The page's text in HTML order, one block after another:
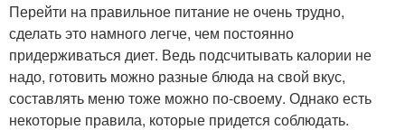
Перейти на правильное питание не очень трудно,
сделать это намного легче, чем постоянно
придерживаться диет. Ведь подсчитывать калории не
надо, готовить можно разные блюда на свой вкус,
составлять меню тоже можно по-своему. Однако есть
некоторые правила, которые придется соблюдать.